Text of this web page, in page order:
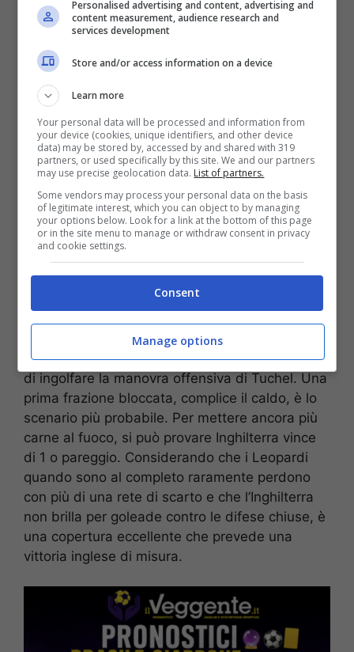
VERIFICA
Il pronostico
Prima di procedere con il pronostico, c’è un
fattore extra da non sottovalutare: si gioca a
mezzogiorno ora locale, con temperature e tassi
di umidità che, uniti al “piano di logoramento”
degli africani, potrebbero rallentare
notevolmente i ritmi.
Ecco perché stuzzica il segno l’
match nei primi quarantacinque minuti e la RD
del Congo scenderà in campo con l’unico scopo
di ingolfare la manovra offensiva di Tuchel. Una
prima frazione bloccata, complice il caldo, è lo
scenario più probabile. Per mettere ancora più
carne al fuoco, si può provare Inghilterra vince
di 1 o pareggio. Considerando che i Leopardi
quando sono al completo raramente perdono
con più di una rete di scarto e che l’Inghilterra
non brilla per goleade contro le difese chiuse, è
una copertura eccellente che prevede una
vittoria inglese di misura.
Personalised advertising and content, advertising and
content measurement, audience research and
services development
Store and/or access information on a device
Learn more
Your personal data will be processed and information from
your device (cookies, unique identifiers, and other device
data) may be stored by, accessed by and shared with 319
partners, or used specifically by this site. We and our partners
may use precise geolocation data. List of partners.
Some vendors may process your personal data on the basis
of legitimate interest, which you can object to by managing
your options below. Look for a link at the bottom of this page
or in the site menu to manage or withdraw consent in privacy
and cookie settings.
Consent
Manage options